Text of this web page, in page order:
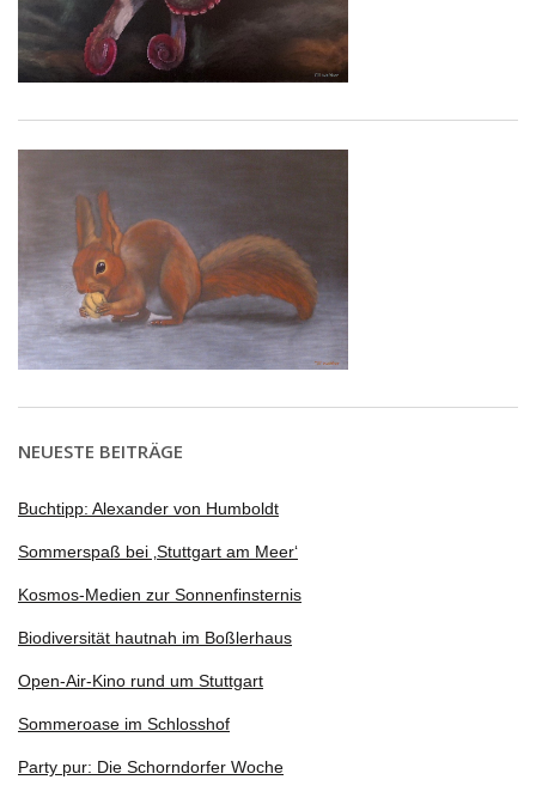
NEUESTE BEITRÄGE
Buchtipp: Alexander von Humboldt
Sommerspaß bei ‚Stuttgart am Meer‘
Kosmos-Medien zur Sonnenfinsternis
Biodiversität hautnah im Boßlerhaus
Open-Air-Kino rund um Stuttgart
Sommeroase im Schlosshof
Party pur: Die Schorndorfer Woche